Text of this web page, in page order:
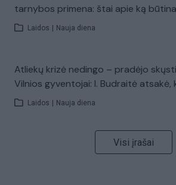
tarnybos primena: štai apie ką
Laidos Nauja diena
Atliekų krizė nedingo – pradėjo
Vilnios gyventojai: I. Budraitė atsakė,
Laidos Nauja diena
Visi įrašai